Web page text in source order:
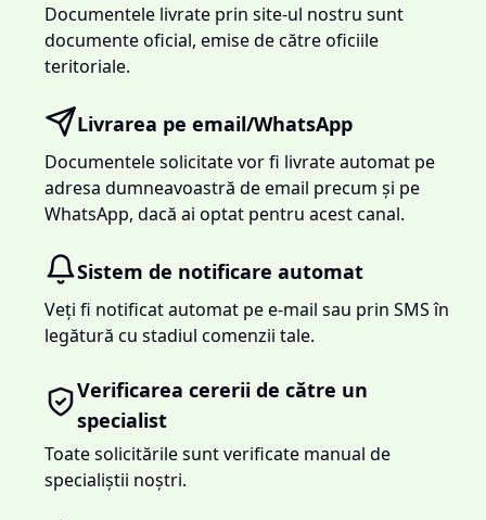
Documentele livrate prin site-ul nostru sunt
documente oficial, emise de către oficiile
teritoriale.
Livrarea pe email/WhatsApp
Documentele solicitate vor fi livrate automat pe
adresa dumneavoastră de email precum și pe
WhatsApp, dacă ai optat pentru acest canal.
Sistem de notificare automat
Veți fi notificat automat pe e-mail sau prin SMS în
legătură cu stadiul comenzii tale.
Verificarea cererii de către un
specialist
Toate solicitările sunt verificate manual de
specialiștii noștri.